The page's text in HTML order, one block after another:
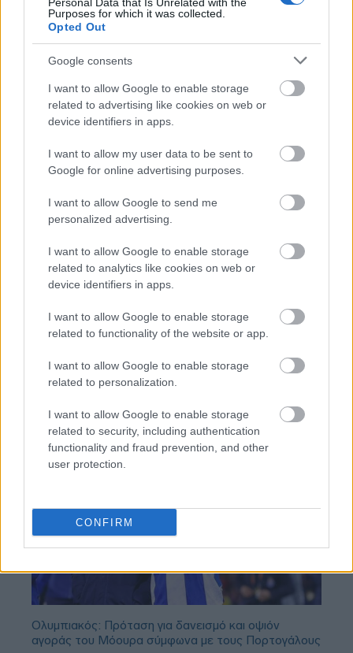
Purposes for which it was collected.
Opted Out
Google consents
I want to allow Google to enable storage
related to advertising like cookies on web or
device identifiers in apps.
I want to allow my user data to be sent to
Google for online advertising purposes.
I want to allow Google to send me
personalized advertising.
I want to allow Google to enable storage
related to analytics like cookies on web or
device identifiers in apps.
I want to allow Google to enable storage
related to functionality of the website or app.
I want to allow Google to enable storage
related to personalization.
I want to allow Google to enable storage
related to security, including authentication
functionality and fraud prevention, and other
user protection.
CONFIRM
ΣΥΡΙΖΑ μελετούν Ιστορία
Πυρόπληκτοι: Τι σημαίνουν τα «πράσινα»,
«κίτρινα» και «κόκκινα» σπίτια για τις
αποζημιώσεις
Ποια είναι η (κυβερνητική) λίστα με τα μεγάλα
οδικά έργα και τα εκτιμώμενα
χρονοδιαγράμματα
TAGS: Κακοκαιρία ΔΕΔΔΗΕ
BEST OFINTERNET
Ολυμπιακός: Πρόταση για δανεισμό και οψιόν
αγοράς του Μόουρα σύμφωνα με τους Πορτογάλους